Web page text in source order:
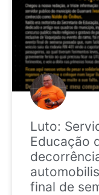
Luto:
Educação
final de